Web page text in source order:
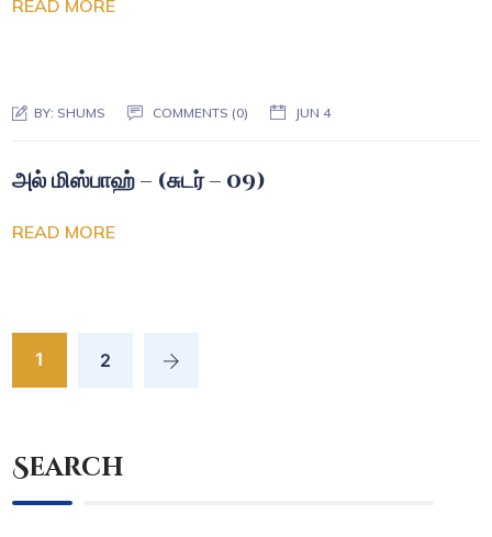
READ MORE
BY: SHUMS COMMENTS (0) JUN 4
அல் மிஸ்பாஹ் – (சுடர் – 09)
READ MORE
1 2
Search